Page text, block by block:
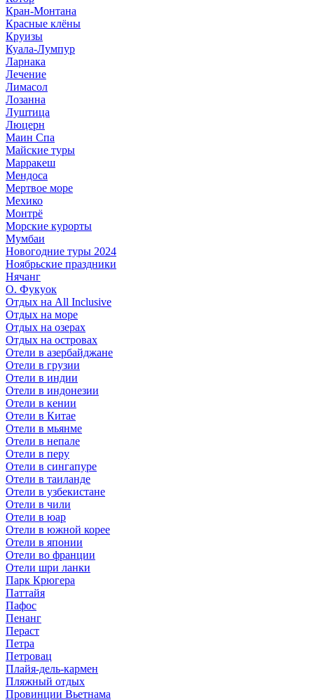
Кран-Монтана
Красные клёны
Круизы
Куала-Лумпур
Ларнака
Лечение
Лимасол
Лозанна
Луштица
Люцерн
Маин Спа
Майские туры
Марракеш
Мендоса
Мертвое море
Мехико
Монтрё
Морские курорты
Мумбаи
Новогодние туры 2024
Ноябрьские праздники
Нячанг
О. Фукуок
Отдых на All Inclusive
Отдых на море
Отдых на озерах
Отдых на островах
Отели в азербайджане
Отели в грузии
Отели в индии
Отели в индонезии
Отели в кении
Отели в Китае
Отели в мьянме
Отели в непале
Отели в перу
Отели в сингапуре
Отели в таиланде
Отели в узбекистане
Отели в чили
Отели в юар
Отели в южной корее
Отели в японии
Отели во франции
Отели шри ланки
Парк Крюгера
Паттайя
Пафос
Пенанг
Пераст
Петра
Петровац
Плайя-дель-кармен
Пляжный отдых
Провинции Вьетнама